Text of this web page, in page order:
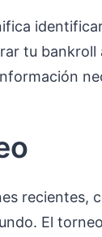
tu bankroll
recientes,
El